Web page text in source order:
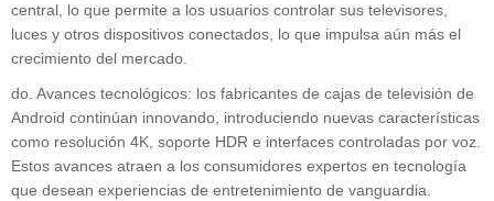
central, lo que permite a los usuarios controlar sus televisores,
luces y otros dispositivos conectados, lo que impulsa aún más el
crecimiento del mercado.
do. Avances tecnológicos: los fabricantes de cajas de televisión de
Android continúan innovando, introduciendo nuevas características
como resolución 4K, soporte HDR e interfaces controladas por voz.
Estos avances atraen a los consumidores expertos en tecnología
que desean experiencias de entretenimiento de vanguardia.